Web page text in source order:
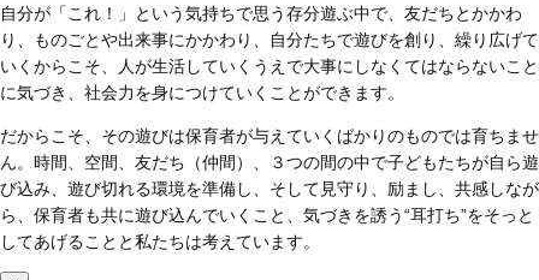
自分が「これ！」という気持ちで思う存分遊ぶ中で、友だちとかかわ
り、ものごとや出来事にかかわり、自分たちで遊びを創り、繰り広げて
いくからこそ、人が生活していくうえで大事にしなくてはならないこと
に気づき、社会力を身につけていくことができます。
だからこそ、その遊びは保育者が与えていくばかりのものでは育ちませ
ん。時間、空間、友だち（仲間）、３つの間の中で子どもたちが自ら遊
び込み、遊び切れる環境を準備し、そして見守り、励まし、共感しなが
ら、保育者も共に遊び込んでいくこと、気づきを誘う“耳打ち”をそっと
してあげることと私たちは考えています。